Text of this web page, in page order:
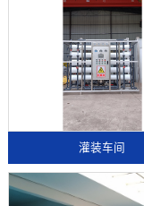
灌装车间